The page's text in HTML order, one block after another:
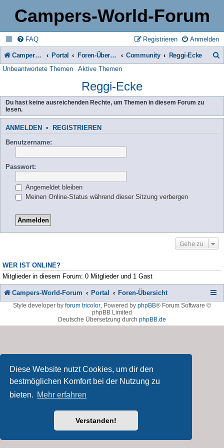
Diese Website nutzt Cookies, um dir den
bestmöglichen Komfort bei der Nutzung zu
bieten. Mehr erfahren
Verstanden!
Campers-World-Forum
FAQ Anmelden
Registrieren
Campers-World-Forum Portal Foren-Übersicht Community Reggi-Ecke
h
Unbeantwortete Themen Aktive Themen
Reggi-Ecke
Du hast keine ausreichenden Rechte, um Themen in diesem Forum zu
lesen.
ANMELDEN • REGISTRIEREN
Benutzername:
Passwort:
Angemeldet bleiben
Meinen Online-Status während dieser Sitzung verbergen
Gehe zu
WER IST ONLINE?
Mitglieder in diesem Forum: 0 Mitglieder und 1 Gast
Campers-World-Forum Portal Foren-Übersicht
Style developer by forum tricolor, Powered by phpBB® Forum Software ©
phpBB Limited
Deutsche Übersetzung durch phpBB.de